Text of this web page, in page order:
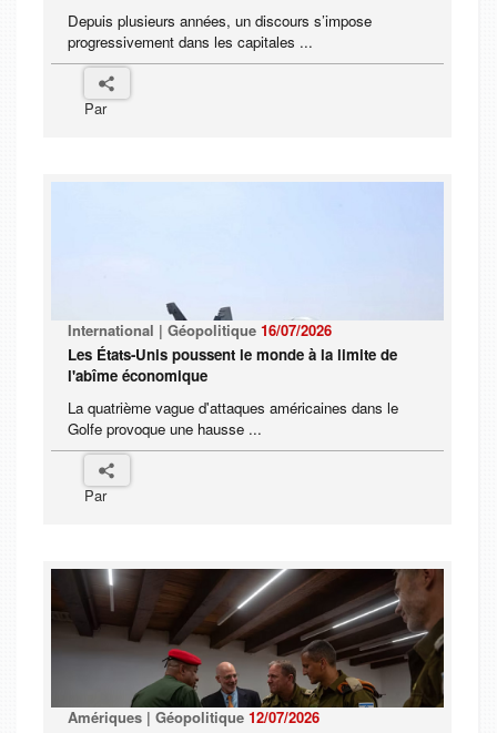
Depuis plusieurs années, un discours s’impose
progressivement dans les capitales ...
Par
International | Géopolitique 16/07/2026
Les États-Unis poussent le monde à la limite de
l'abîme économique
La quatrième vague d'attaques américaines dans le
Golfe provoque une hausse ...
Par
Amériques | Géopolitique 12/07/2026